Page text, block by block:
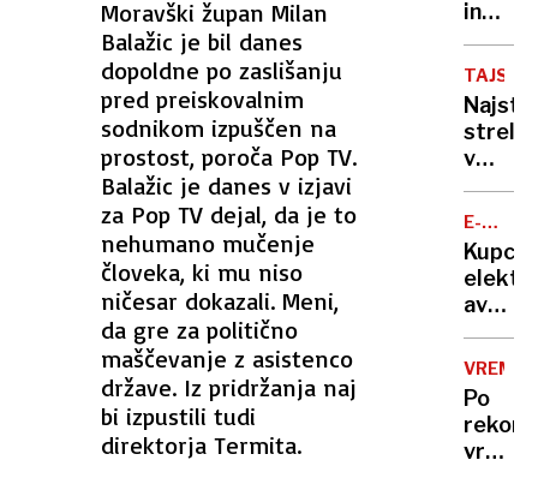
Moravški župan Milan
Balažic je bil danes
dopoldne po zaslišanju
pred preiskovalnim
sodnikom izpuščen na
prostost, poroča Pop TV.
Balažic je danes v izjavi
za Pop TV dejal, da je to
nehumano mučenje
človeka, ki mu niso
ničesar dokazali. Meni,
da gre za politično
maščevanje z asistenco
države. Iz pridržanja naj
bi izpustili tudi
direktorja Termita.
glavo«
evrov
in
manj
stikov
z
in
grozil
z
nožem,
a v
zapor
mu
ne
bo
treba
TAJSKA
streljal
v
šoli
v
več
mrtvih
in
E-
Kupci
avtov
v
na
trnih,
za
VREME
Po